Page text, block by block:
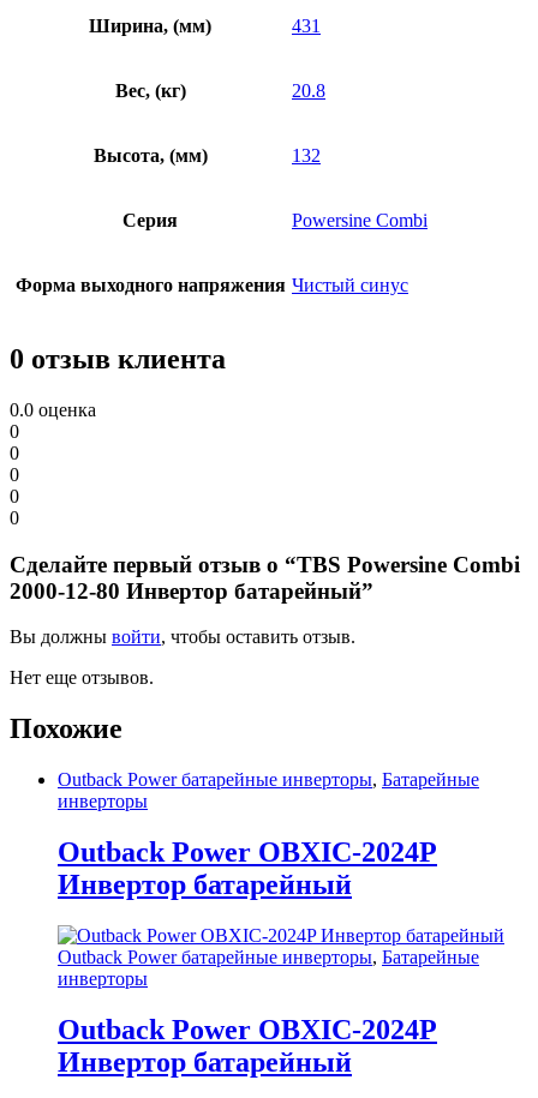
Ширина, (мм) 431
Вес, (кг) 20.8
Высота, (мм) 132
Серия Powersine Combi
Форма выходного напряжения Чистый синус
0 отзыв клиента
0.0 оценка
0
0
0
0
0
Сделайте первый отзыв о “TBS Powersine Combi
2000-12-80 Инвертор батарейный”
Вы должны войти, чтобы оставить отзыв.
Нет еще отзывов.
Похожие
Outback Power батарейные инверторы, Батарейные
инверторы
Outback Power OBXIC-2024P
Инвертор батарейный
Outback Power батарейные инверторы, Батарейные
инверторы
Outback Power OBXIC-2024P
Инвертор батарейный